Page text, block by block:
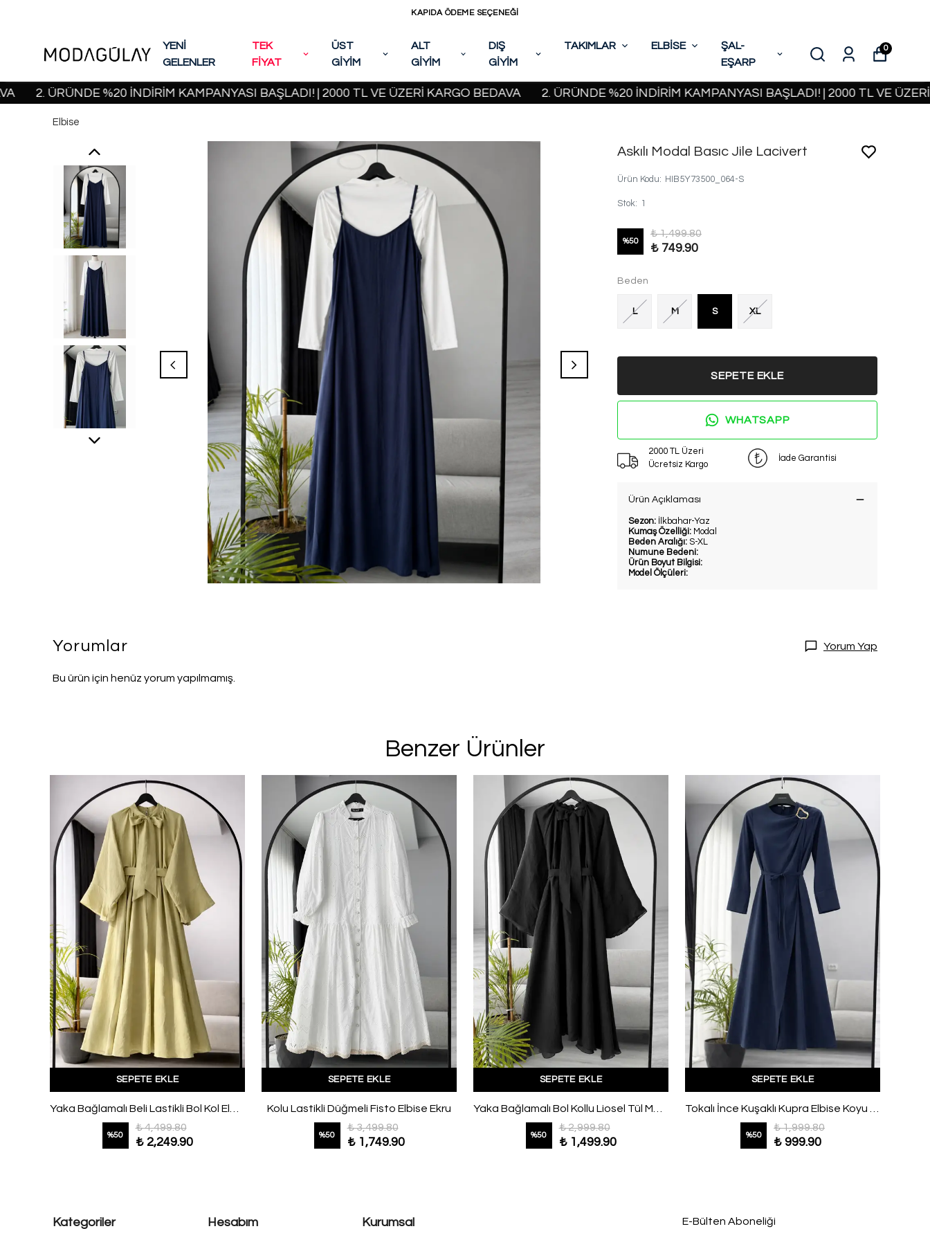
KAPIDA ÖDEME SEÇENEĞİ
YENİ
GELENLER
TEK
FİYAT
ÜST
GİYİM
ALT
GİYİM
DIŞ
GİYİM
TAKIMLAR ELBİSE
ŞAL-
EŞARP
0
ÜRÜNDE %20 İNDİRİM KAMPANYASI BAŞLADI! | 2000 TL VE ÜZERİ KARGO BEDAVA 2. ÜRÜNDE %20 İNDİRİM KAMPANYASI BAŞLADI! | 2000 TL VE ÜZERİ
Elbise
Askılı Modal Basıc Jile Lacivert
Ürün Kodu: HIB5Y73500_064-S
Stok: 1
%50
₺ 1,499.80
₺ 749.90
Beden
L M S XL
SEPETE EKLE
WHATSAPP
2000 TL Üzeri
Ücretsiz Kargo
İade Garantisi
Ürün Açıklaması
Sezon: İlkbahar-Yaz
Kumaş Özelliği: Modal
Beden Aralığı: S-XL
Numune Bedeni:
Ürün Boyut Bilgisi:
Model Ölçüleri:
Yorumlar Yorum Yap
Bu ürün için henüz yorum yapılmamış.
Benzer Ürünler
SEPETE EKLE
Yaka Bağlamalı Beli Lastikli Bol Kol Elbise Yağ Yeşili
%50
₺ 4,499.80
₺ 2,249.90
SEPETE EKLE
Kolu Lastikli Düğmeli Fisto Elbise Ekru
%50
₺ 3,499.80
₺ 1,749.90
SEPETE EKLE
Yaka Bağlamalı Bol Kollu Liosel Tül Modal Elbise Siyah
%50
₺ 2,999.80
₺ 1,499.90
SEPETE EKLE
Tokalı İnce Kuşaklı Kupra Elbise Koyu Mavi
%50
₺ 1,999.80
₺ 999.90
Kategoriler Hesabım Kurumsal E-Bülten Aboneliği